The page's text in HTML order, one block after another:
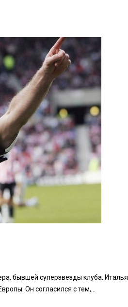
бывшей суперзвезды клуба.
Он согласился с тем,...